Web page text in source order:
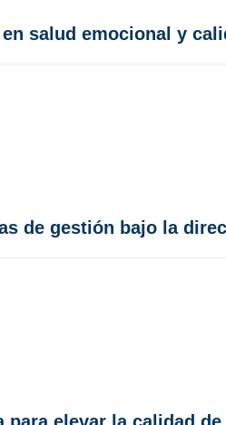
salud emocional y
de gestión bajo la